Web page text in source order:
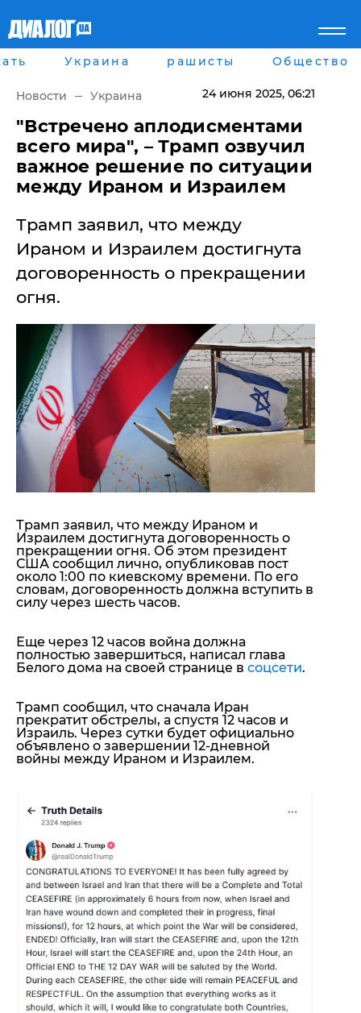
Главная
рассея
Мир
Беларусь
Военное обозрение
Наука и Техника
Экономика
Блоги
Пресса
Шоу-биз
Здоровье
Спорт
Культура
Города
Харьков
Днепр
Львов
Одесса
Война на Донбассе и в
Крыму
"ДНР"
"ЛНР"
Оккупация Крыма
Новости Крыма
Донбасс
Армия Украины
Лайф стайл
Здоровье
Помощь проекту
Стиль Диалога
Шоу-биз
Культура
Общество
Пресс-релизы Авторское
ИноСМИ
Украина рашисты Общество
Новости Украина 24 июня 2025, 06:21
​"Встречено аплодисментами
всего мира", – Трамп озвучил
важное решение по ситуации
между Ираном и Израилем
Трамп заявил, что между
Ираном и Израилем достигнута
договоренность о прекращении
огня.
Трамп заявил, что между Ираном и
Израилем достигнута договоренность о
прекращении огня. Об этом президент
США сообщил лично, опубликовав пост
около 1:00 по киевскому времени. По его
словам, договоренность должна вступить в
силу через шесть часов.
Еще через 12 часов война должна
полностью завершиться, написал глава
Белого дома на своей странице в соцсети.
Трамп сообщил, что сначала Иран
прекратит обстрелы, а спустя 12 часов и
Израиль. Через сутки будет официально
объявлено о завершении 12-дневной
войны между Ираном и Израилем.